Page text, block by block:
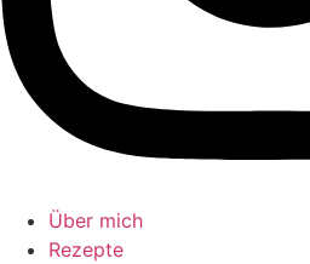
Über mich
Rezepte